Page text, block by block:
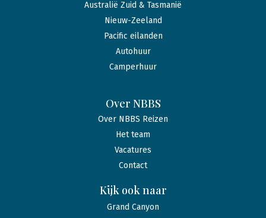
Australië Zuid & Tasmanië
Nieuw-Zeeland
Pacific eilanden
Autohuur
Camperhuur
Over NBBS
Over NBBS Reizen
Het team
Vacatures
Contact
Kijk ook naar
Grand Canyon